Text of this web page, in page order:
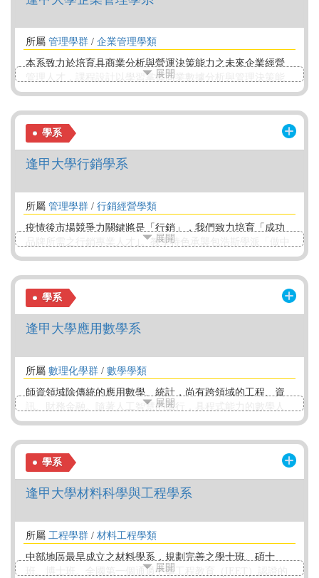
所屬 管理學群 / 企業管理學類
本系致力於培育具商業分析與營運決策能力之未來企業經營
管理人才，課程設計以學習掌握商業數據分析與管理決策能
力為基礎，並透過產業實習與交流提升同學就業實力。
展開
學系
逢甲大學行銷學系
所屬 管理學群 / 行銷經營學類
疫情後市場競爭力關鍵將是「行銷」，我們致力培育「成功
品牌所需之行銷專業人才｣。教學特色承襲包浩斯學派「做中
學(learning by doing) ｣實作概念，每位同學會經歷影像視覺、
為行銷專業人才最佳推手。我們也提供學習及成長空間，歡
迎優秀的朋友加入這個行銷專業領域，讓銷售更能接觸到核
心客群。
展開
學系
逢甲大學應用數學系
所屬 數理化學群 / 數學學類
師資領域除傳統的應用數學、統計，尚有跨領域的工程、資
訊、財務金融。隨著人工智慧的風行，具程式能力的數學人
才需求日增，本系優質的電腦軟硬體設備提供學生優良的學
半導體、科技管理、教育、保險精算、財務金融等行業。
展開
學系
逢甲大學材料科學與工程學系
所屬 工程學群 / 材料工程學類
中部地區最早成立之材料學系，規劃完善之學士班、碩士
班、博士班。全國第一個通過中華工程教育（IEET）認證的
展開